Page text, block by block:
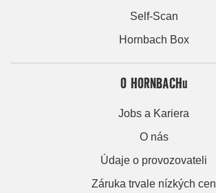
Self-Scan
Hornbach Box
O HORNBACHu
Jobs a Kariera
O nás
Údaje o provozovateli
Záruka trvale nízkých cen